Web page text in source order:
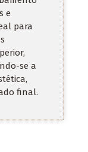
e
para
se a
final.